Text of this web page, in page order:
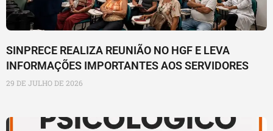
SINPRECE REALIZA REUNIÃO NO HGF E LEVA
INFORMAÇÕES IMPORTANTES AOS SERVIDORES
29 DE JULHO DE 2026